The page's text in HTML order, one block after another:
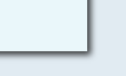
à la surface)